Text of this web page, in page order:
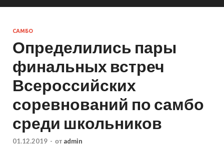
САМБО
Определились пары
финальных встреч
Всероссийских
соревнований по самбо
среди школьников
01.12.2019 - от admin